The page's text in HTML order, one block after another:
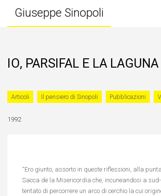
Giuseppe Sinopoli
IO, PARSIFAL E LA LAGUNA
Articoli Il pensiero di Sinopoli Pubblicazioni
1992
“Ero giunto, assorto in queste riflessioni, alla
Sacca de la Misericordia che, incuneandosi a
tentato di percorrere un arco di cerchio la cui